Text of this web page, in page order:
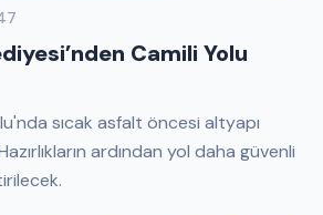
Camili Yolu
sıcak asfalt öncesi altyapı
ardından yol daha güvenli